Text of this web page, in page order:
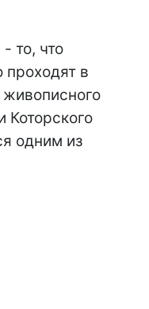
- то, что
в
Которского
одним из